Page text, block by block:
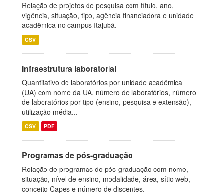
Relação de projetos de pesquisa com título, ano,
vigência, situação, tipo, agência financiadora e unidade
acadêmica no campus Itajubá.
CSV
Infraestrutura laboratorial
Quantitativo de laboratórios por unidade acadêmica
(UA) com nome da UA, número de laboratórios, número
de laboratórios por tipo (ensino, pesquisa e extensão),
utilização média...
CSV PDF
Programas de pós-graduação
Relação de programas de pós-graduação com nome,
situação, nível de ensino, modalidade, área, sítio web,
conceito Capes e número de discentes.